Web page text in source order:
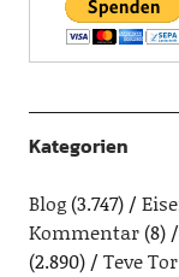
Kategorien
Blog(3.747)
Kommentar(8)
(2.890)
Teve